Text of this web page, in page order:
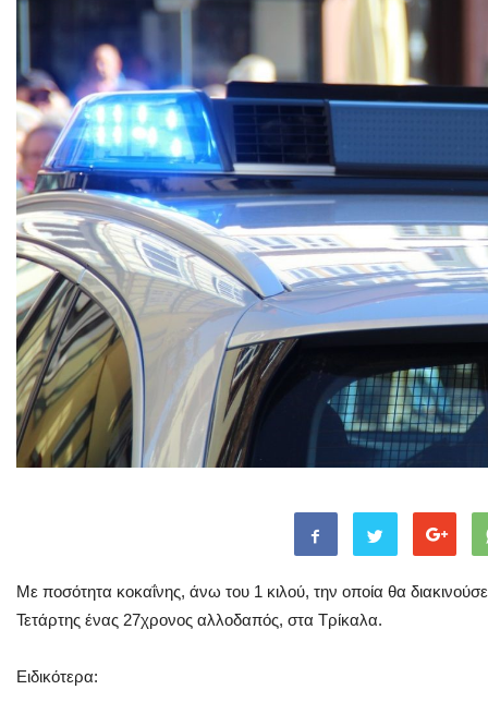
Mε ποσότητα κοκαΐνης, άνω του 1 κιλού, την οποία θα
Τετάρτης ένας 27χρονος αλλοδαπός, στα Τρίκαλα.
Ειδικότερα: